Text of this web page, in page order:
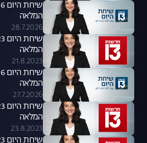
המלאה
28.7.2026
המלאה
21.8.2023
המלאה
27.7.2026
המלאה
23.8.2023